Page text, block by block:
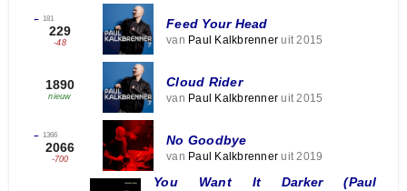
← 181
229
-48
Feed Your Head
van Paul Kalkbrenner uit 2015
1890
nieuw
Cloud Rider
van Paul Kalkbrenner uit 2015
← 1366
2066
-700
No Goodbye
van Paul Kalkbrenner uit 2019
You Want It Darker (Paul